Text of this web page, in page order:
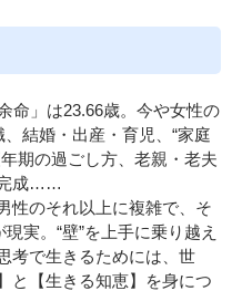
命」は23.66歳。今や女性の
結婚・出産・育児、“家庭
期の過ごし方、老親・老夫
完成……
性のそれ以上に複雑で、そ
実。“壁”を上手に乗り越え
考で生きるためには、世
と【生きる知恵】を身につ